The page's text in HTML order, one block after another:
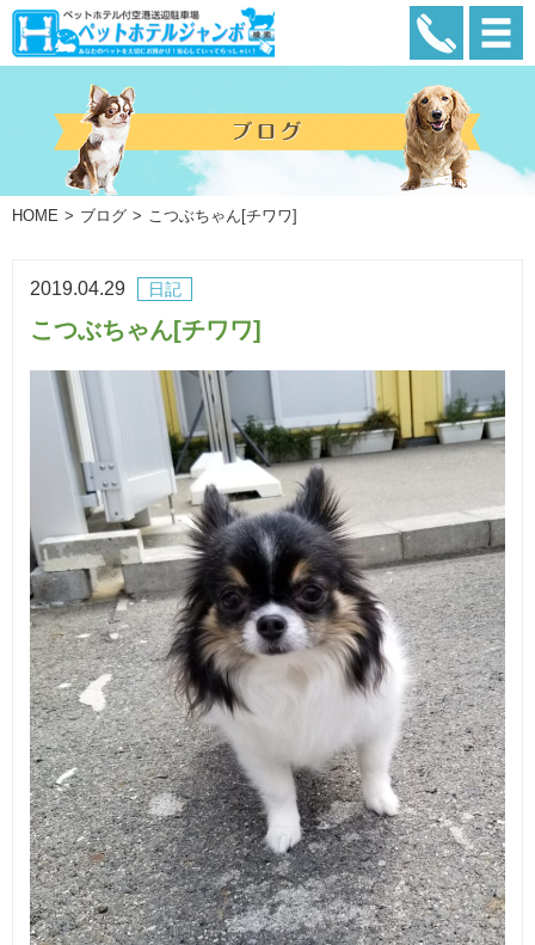
HOME ブログ こつぶちゃん[チワワ]
日記
2019.04.29
こつぶちゃん[チワワ]